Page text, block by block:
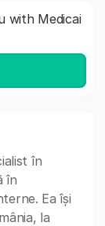
with Medicai
în
în
Ea își
la